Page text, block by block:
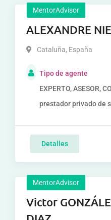
MentorAdvisor
ALEXANDRE
Cataluña, España
Tipo de agente
EXPERTO, ASESOR,
prestador privado de
Detalles
MentorAdvisor
Victor